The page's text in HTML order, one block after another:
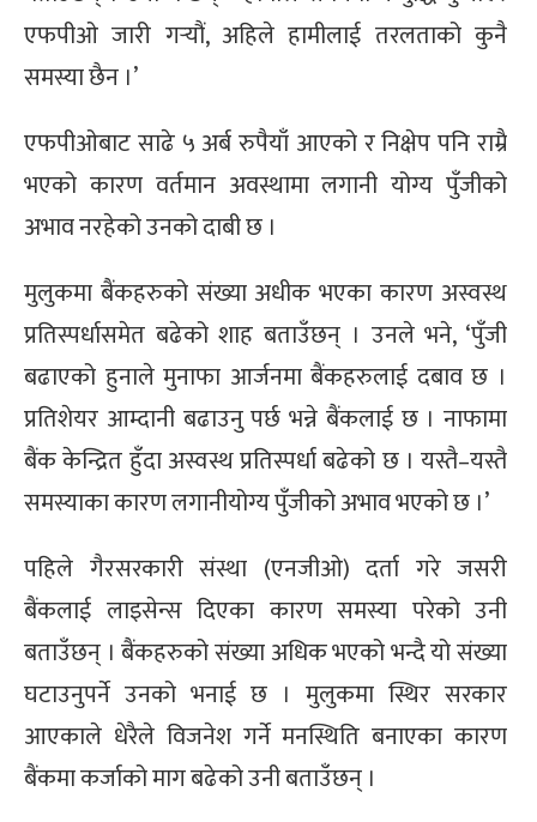
एफपीओ जारी गर्‍यौं, अहिले हामीलाई तरलताको कुनै
समस्या छैन ।’
एफपीओबाट साढे ५ अर्ब रुपैयाँ आएको र निक्षेप पनि राम्रै
भएको कारण वर्तमान अवस्थामा लगानी योग्य पुँजीको
अभाव नरहेको उनको दाबी छ ।
मुलुकमा बैंकहरुको संख्या अधीक भएका कारण अस्वस्थ
प्रतिस्पर्धासमेत बढेको शाह बताउँछन् । उनले भने, ‘पुँजी
बढाएको हुनाले मुनाफा आर्जनमा बैंकहरुलाई दबाव छ ।
प्रतिशेयर आम्दानी बढाउनु पर्छ भन्ने बैंकलाई छ । नाफामा
बैंक केन्द्रित हुँदा अस्वस्थ प्रतिस्पर्धा बढेको छ । यस्तै–यस्तै
समस्याका कारण लगानीयोग्य पुँजीको अभाव भएको छ ।’
पहिले गैरसरकारी संस्था (एनजीओ) दर्ता गरे जसरी
बैंकलाई लाइसेन्स दिएका कारण समस्या परेको उनी
बताउँछन् । बैंकहरुको संख्या अधिक भएको भन्दै यो संख्या
घटाउनुपर्ने उनको भनाई छ । मुलुकमा स्थिर सरकार
आएकाले धेरैले विजनेश गर्ने मनस्थिति बनाएका कारण
बैंकमा कर्जाको माग बढेको उनी बताउँछन् ।